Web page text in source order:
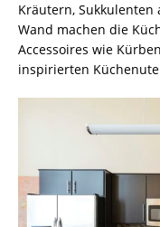
Kräutern,
Wand machen die
Accessoires wie
inspirierten